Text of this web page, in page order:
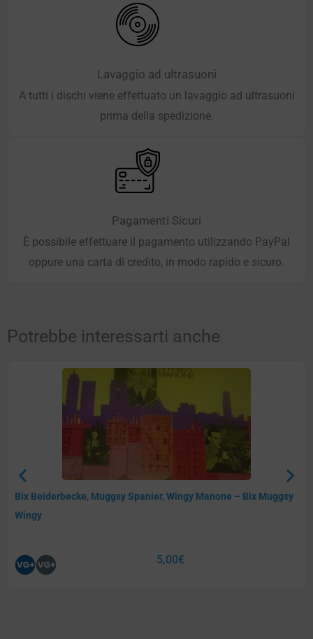
Lavaggio ad ultrasuoni
A tutti i dischi viene effettuato un lavaggio ad ultrasuoni
prima della spedizione.
Pagamenti Sicuri
È possibile effettuare il pagamento utilizzando PayPal
oppure una carta di credito, in modo rapido e sicuro.
Potrebbe interessarti anche
Bix Beiderbecke, Muggsy Spanier, Wingy Manone – Bix Muggsy
Wingy
5,00€